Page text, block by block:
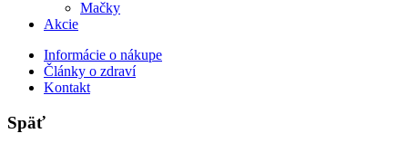
Mačky
Akcie
Informácie o nákupe
Články o zdraví
Kontakt
Späť